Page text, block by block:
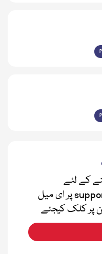
کے لئے
support@dawateislami.net پر ای میل
پر کلک کیجئے